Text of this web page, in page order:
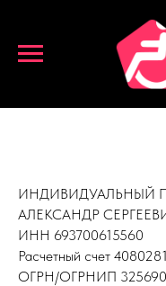
ИНДИВИДУАЛЬНЫЙ
АЛЕКСАНДР
ИНН 693700615560
Расчетный счет
ОГРН/ОГРНИП